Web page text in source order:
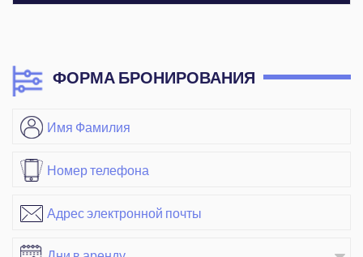
ФОРМА БРОНИРОВАНИЯ